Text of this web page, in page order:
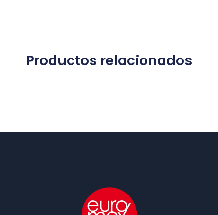
Productos relacionados